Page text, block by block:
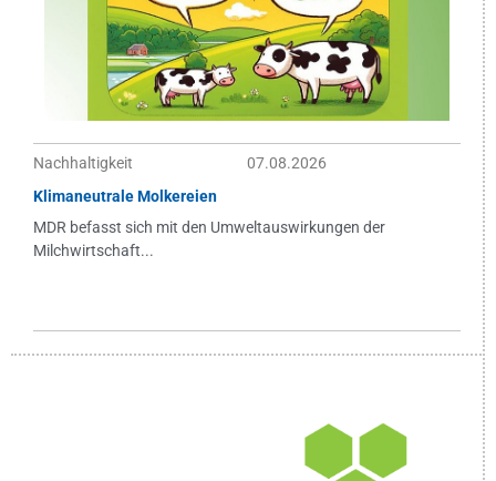
Nachhaltigkeit
07.08.2026
Klimaneutrale Molkereien
MDR befasst sich mit den Umweltauswirkungen der
Milchwirtschaft...